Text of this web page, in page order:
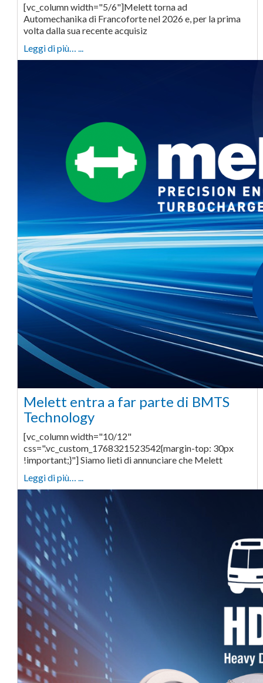
[vc_column width="5/6"]Melett torna ad
Automechanika di Francoforte nel 2026 e, per la prima
volta dalla sua recente acquisiz
Leggi di più… ...
Melett entra a far parte di BMTS
Technology
[vc_column width="10/12"
css=".vc_custom_1768321523542{margin-top: 30px
!important;}"] Siamo lieti di annunciare che Melett
Leggi di più… ...